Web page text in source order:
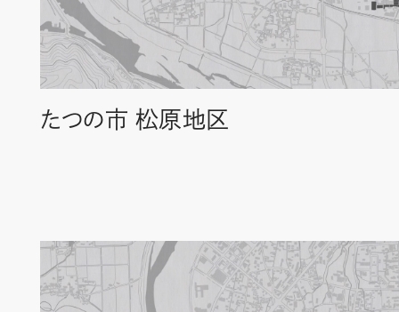
たつの市 松原地区